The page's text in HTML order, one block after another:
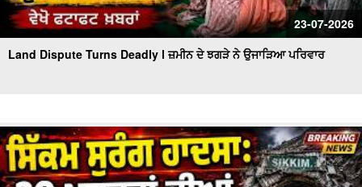
23-07-2026
Land Dispute Turns Deadly l ਜ਼ਮੀਨ ਦੇ ਝਗੜੇ ਨੇ ਉਜਾੜਿਆ ਪਰਿਵਾਰ